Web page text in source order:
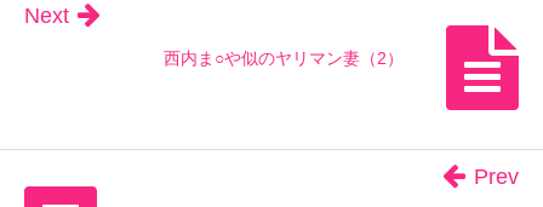
西内ま○や似のヤリマン妻（2）
Next
Prev